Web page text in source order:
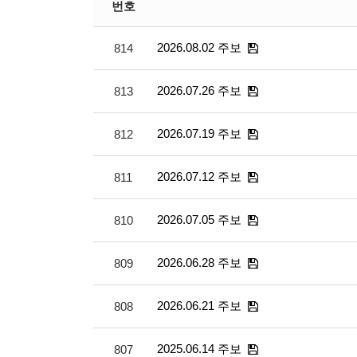
번호
814 2026.08.02 주보
813 2026.07.26 주보
812 2026.07.19 주보
811 2026.07.12 주보
810 2026.07.05 주보
809 2026.06.28 주보
808 2026.06.21 주보
807 2025.06.14 주보